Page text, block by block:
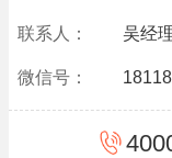
联系人： 吴经
微信号：